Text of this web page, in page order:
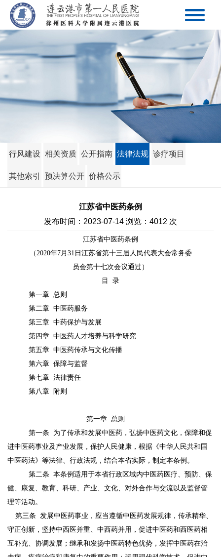
行风建设 相关资质 公开指南 法律法规 诊疗项目
其他索引 预决算公开 价格公示
江苏省中医药条例
发布时间：2023-07-14 浏览：4012 次
江苏省中医药条例
（2020年7月 31 日江苏省第十三届人民代表大会常务委
员会第十七次会议通过）
目
录
第一章 总则
第二章 中医药服务
第三章 中药保护与发展
第四章 中医药人才培养与科学研究
第五章 中医药传承与文化传播
第六章 保障与监督
第七章 法律责任
第八章
附则
第一章 总则
第一条
为了传承和发展中医药，弘扬中医药文化，保障和促
进中医药事业及产业发展，保护人民健康，根据《中华人民共和国
中医药法》等法律、行政法规，结合本省实际，制定本条例。
第二条 本条例适用于本省行政区域内中医药医疗、预防、保
健、康复、教育、科研、产业、文化、对外合作与交流以及监督管
理等活动。
第三条 发展中医药事业，应当遵循中医药发展规律，传承精华、
守正创新，坚持中西医并重、中西药并用，促进中医药和西医药相
互补充、协调发展；继承和发扬中医药特色优势，发挥中医药在治